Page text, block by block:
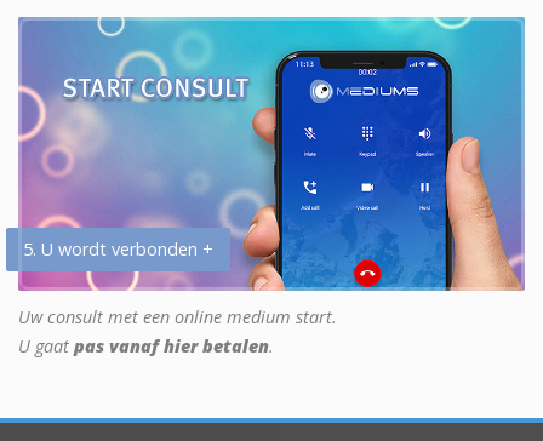
5. U wordt verbonden +
Uw consult met een online medium start.
U gaat pas vanaf hier betalen.